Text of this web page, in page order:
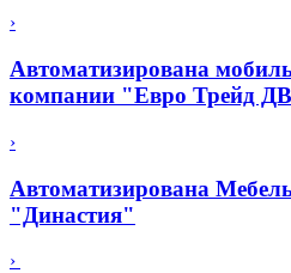
›
Автоматизирована
компании "Евро Трейд
›
Автоматизирована
"Династия"
›